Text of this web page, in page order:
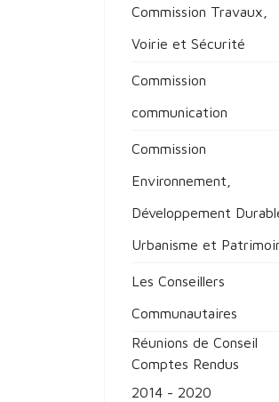
Commission Travaux,
Voirie et Sécurité
Commission
communication
Commission
Environnement,
Développement
Urbanisme et
Les Conseillers
Communautaires
Réunions de Conseil
Comptes Rendus
2014 - 2020